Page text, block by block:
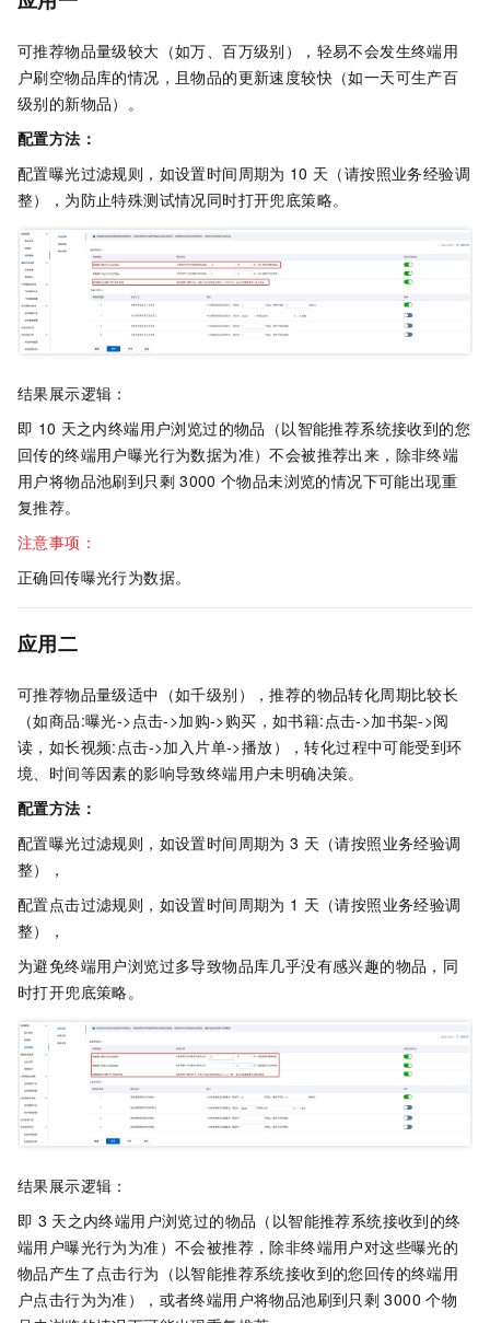
可推荐物品量级较大（如万、百万级别），轻易不会发生终端用
户刷空物品库的情况，且物品的更新速度较快（如一天可生产百
级别的新物品）。
配置方法：
配置曝光过滤规则，如设置时间周期为 10 天（请按照业务经验调
整），为防止特殊测试情况同时打开兜底策略。
结果展示逻辑：
即 10 天之内终端用户浏览过的物品（以智能推荐系统接收到的您
回传的终端用户曝光行为数据为准）不会被推荐出来，除非终端
用户将物品池刷到只剩 3000 个物品未浏览的情况下可能出现重
复推荐。
注意事项：
正确回传曝光行为数据。
应用二
可推荐物品量级适中（如千级别），推荐的物品转化周期比较长
（如商品:曝光->点击->加购->购买，如书籍:点击->加书架->阅
读，如长视频:点击->加入片单->播放），转化过程中可能受到环
境、时间等因素的影响导致终端用户未明确决策。
配置方法：
配置曝光过滤规则，如设置时间周期为 3 天（请按照业务经验调
整），
配置点击过滤规则，如设置时间周期为 1 天（请按照业务经验调
整），
为避免终端用户浏览过多导致物品库几乎没有感兴趣的物品，同
时打开兜底策略。
结果展示逻辑：
即 3 天之内终端用户浏览过的物品（以智能推荐系统接收到的终
端用户曝光行为为准）不会被推荐，除非终端用户对这些曝光的
物品产生了点击行为（以智能推荐系统接收到的您回传的终端用
户点击行为为准），或者终端用户将物品池刷到只剩 3000 个物